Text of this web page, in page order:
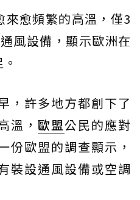
來愈頻繁的高溫，僅3
風設備，顯示歐洲在
，許多地方都創下了
溫， 歐盟公民的應對
份歐盟的調查顯示，
裝設通風設備或空調